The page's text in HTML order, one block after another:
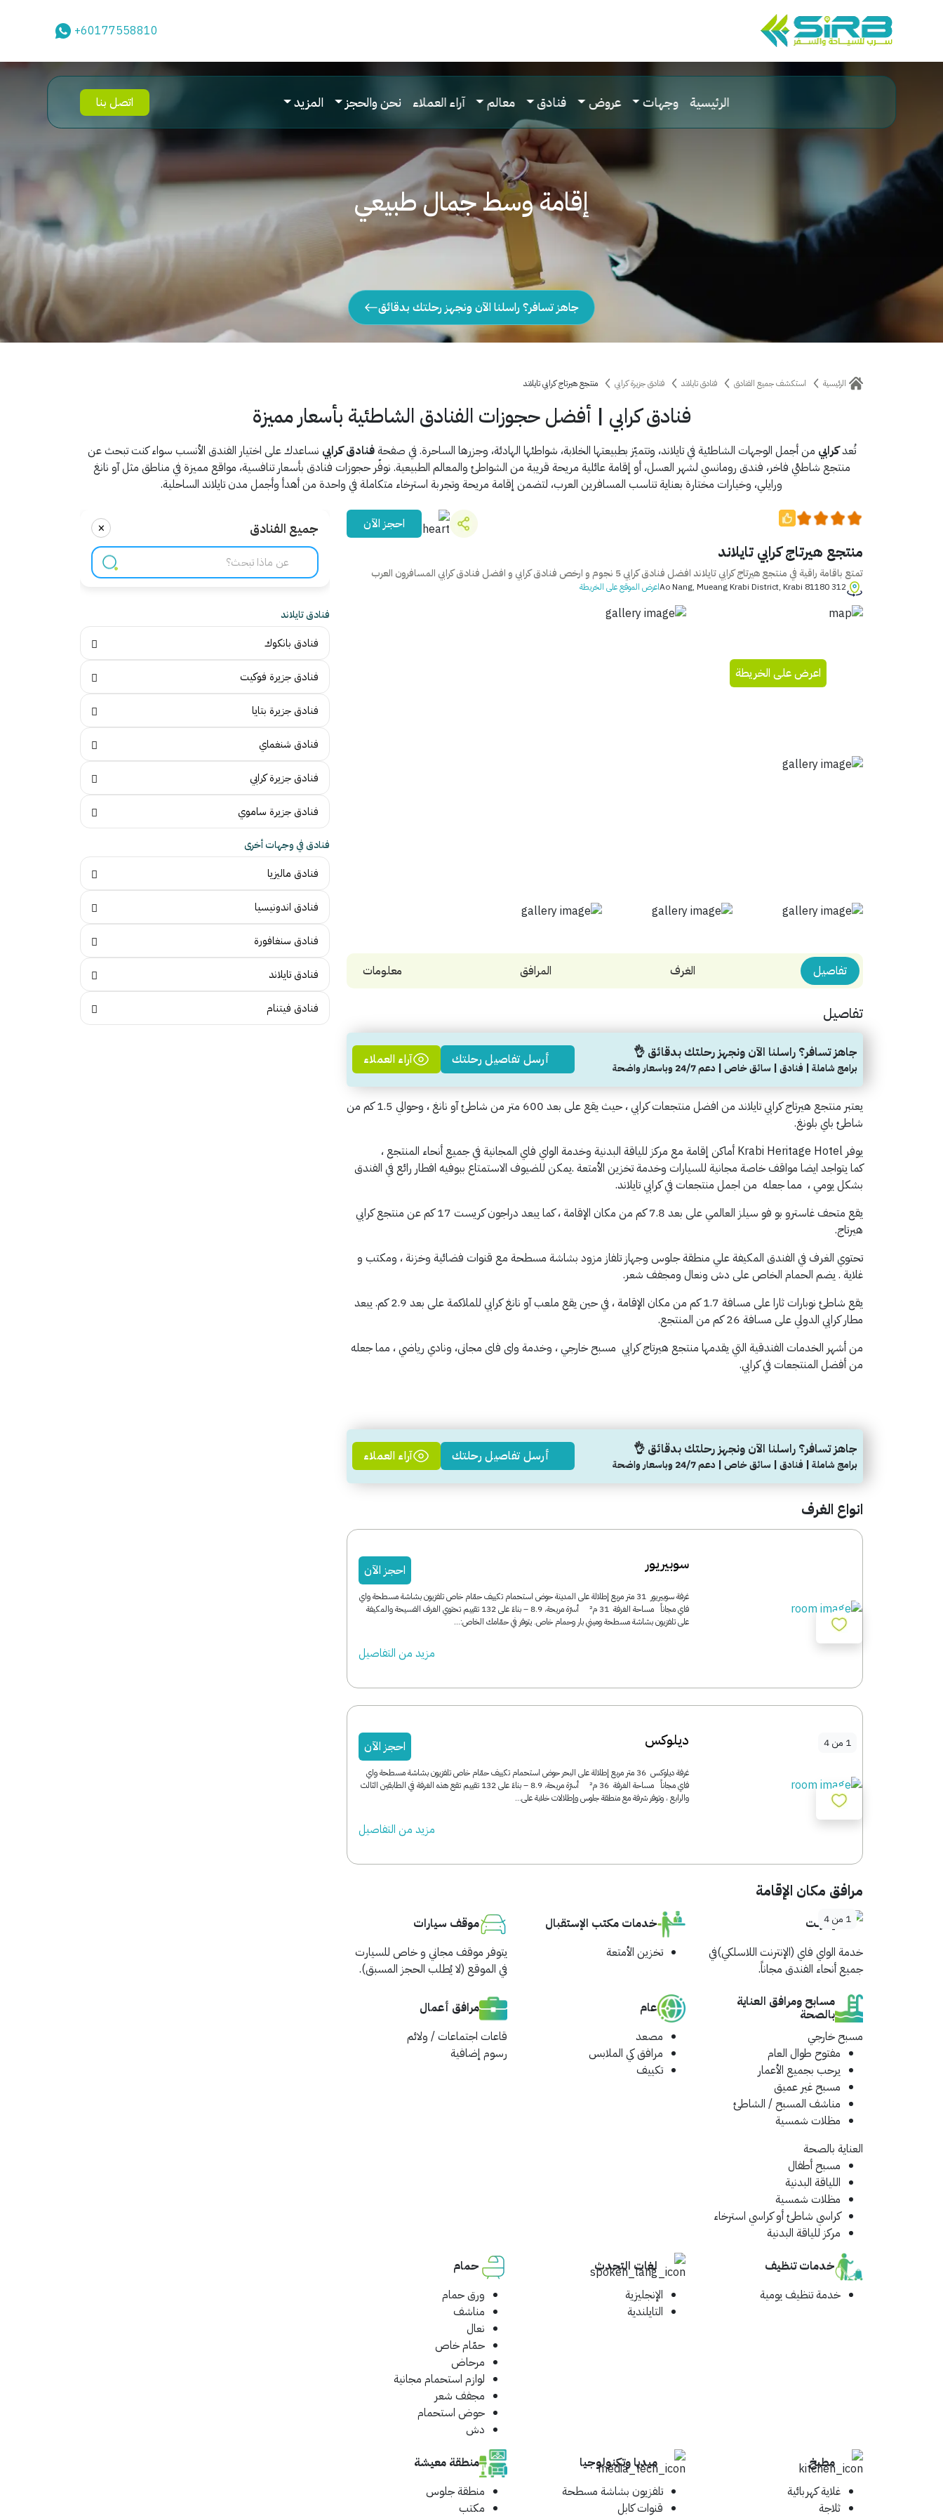
+60177558810
الرئيسية وجهات عروض فنادق معالم آراء العملاء نحن والحجز المزيد اتصل بنا
إقامة وسط جمال طبيعي
جاهز تسافر؟ راسلنا الآن ونجهز رحلتك بدقائق
الرئيسية استكشف جميع الفنادق فنادق تايلاند فنادق جزيرة كرابي منتجع هيرتاج كرابي تايلاند
فنادق كرابي | أفضل حجوزات الفنادق الشاطئية بأسعار مميزة
تُعدكرابي من أجمل الوجهات الشاطئية في تايلاند، وتتميّز بطبيعتها الخلابة، شواطئها الهادئة، وجزرها الساحرة. في صفحةفنادق كرابي نساعدك على اختيار الفندق الأنسب سواء كنت تبحث عن
منتجع شاطئي فاخر، فندق رومانسي لشهر العسل، أو إقامة عائلية مريحة قريبة من الشواطئ والمعالم الطبيعية. نوفّر حجوزات فنادق بأسعار تنافسية، مواقع مميزة في مناطق مثل آو نانغ
ورايلي، وخيارات مختارة بعناية تناسب المسافرين العرب، لتضمن إقامة مريحة وتجربة استرخاء متكاملة في واحدة من أهدأ وأجمل مدن تايلاند الساحلية.
احجز الآن
منتجع هيرتاج كرابي تايلاند
تمتع باقامة راقية في منتجع هيرتاج كرابي تايلاند افضل فنادق كرابي 5 نجوم و ارخص فنادق كرابي و افضل فنادق كرابي المسافرون العرب
312 Ao Nang, Mueang Krabi District, Krabi 81180 اعرض الموقع على الخريطة
اعرض على الخريطة
تفاصيل الغرف المرافق معلومات
تفاصيل
جاهز تسافر؟ راسلنا الآن ونجهز رحلتك بدقائق 👌
برامج شاملة | فنادق | سائق خاص | دعم 24/7 وباسعار واضحة أرسل تفاصيل رحلتك آراء العملاء
يعتبر منتجع هيرتاج كرابي تايلاند من افضل منتجعات كرابي ، حيث يقع على بعد 600 متر من شاطئ آو نانغ ، وحوالي 1.5 كم من
شاطئ باي بلونغ.
يوفر Krabi Heritage Hotel أماكن إقامة مع مركز للياقة البدنية وخدمة الواي فاي المجانية في جميع أنحاء المنتجع ،
كما يتواجد ايضا مواقف خاصة مجانية للسيارات وخدمة تخزين الأمتعة .يمكن للضيوف الاستمتاع ببوفيه افطار رائع في الفندق
بشكل يومي ، مما جعله من اجمل منتجعات في كرابي تايلاند.
يقع متحف غاسترو بو فو سيلز العالمي على بعد 7.8 كم من مكان الإقامة ، كما يبعد دراجون كريست 17 كم عن منتجع كرابي
هيرتاج.
تحتوي الغرف في الفندق المكيفة علي منطقة جلوس وجهاز تلفاز مزود بشاشة مسطحة مع قنوات فضائية وخزنة ، ومكتب و
غلاية . يضم الحمام الخاص على دش ونعال ومجفف شعر.
يقع شاطئ نوبارات ثارا على مسافة 1.7 كم من مكان الإقامة ، في حين يقع ملعب آو نانغ كرابي للملاكمة على بعد 2.9 كم. يبعد
مطار كرابي الدولي على مسافة 26 كم من المنتجع.
من أشهر الخدمات الفندقية التي يقدمها منتجع هيرتاج كرابي مسبح خارجي ، وخدمة واى فاى مجانى، ونادي رياضي ، مما جعله
من أفضل المنتجعات في كرابي.
جاهز تسافر؟ راسلنا الآن ونجهز رحلتك بدقائق 👌
برامج شاملة | فنادق | سائق خاص | دعم 24/7 وباسعار واضحة أرسل تفاصيل رحلتك آراء العملاء
انواع الغرف
1 من4
سوبيريور احجز الآن
غرفة سوبيريور 31 متر مربع إطلالة على المدينة حوض استحمام تكييف حمّام خاص تلفزيون بشاشة مسطحة واي
فاي مجاناً مساحة الغرفة 31 م² أسرّة مريحة، 8.9 – بناءً على 132 تقييم تحتوي الغرف الفسيحة والمكيفة
على تلفزيون بشاشة مسطحة وميني بار وحمام خاص. يتوفر في حمّامك الخاص:...
مزید من التفاصیل
1 من4
ديلوكس احجز الآن
غرفة ديلوكس 36 متر مربع إطلالة على البحر حوض استحمام تكييف حمّام خاص تلفزيون بشاشة مسطحة واي
فاي مجاناً مساحة الغرفة 36 م² أسرّة مريحة، 8.9 – بناءً على 132 تقييم تقع هذه الغرفة في الطابقين الثالث
والرابع ، وتوفر شرفة مع منطقة جلوس وإطلالات خلابة على...
مزید من التفاصیل
مرافق مكان الإقامة
إنترنت
خدمة الواي فاي (الإنترنت اللاسلكي)في
جميع أنحاء الفندق مجاناً.
خدمات مكتب الإستقبال
تخزين الأمتعة
موقف سيارات
يتوفر موقف مجاني و خاص للسيارت
في الموقع (لا يُطلب الحجز المسبق).
مسابح ومرافق العناية
بالصحة
مسبح خارجي
مفتوح طوال العام
يرحب بجميع الأعمار
مسبح غير عميق
مناشف المسبح / الشاطئ
مظلات شمسية
العناية بالصحة
مسبح أطفال
اللياقة البدنية
مظلات شمسية
كراسي شاطئ أو كراسي استرخاء
مركز للياقة البدنية
عام
مصعد
مرافق كي الملابس
تكييف
مرافق أعمال
قاعات اجتماعات / ولائم
رسوم إضافية
خدمات تنظيف
خدمة تنظيف يومية
لغات التحدث
الإنجليزية
التايلندية
حمام
ورق حمام
مناشف
نعال
حمّام خاص
مرحاض
لوازم استحمام مجانية
مجفف شعر
حوض استحمام
دش
مطبخ
غلاية كهربائية
ثلاجة
ميديا وتكنولوجيا
تلفزيون بشاشة مسطحة
قنوات كابل
منطقة معيشة
منطقة جلوس
مكتب
جميع الفنادق ×
فنادق تايلاند
فنادق بانكوك
فنادق جزيرة فوكيت
فنادق جزيرة بتايا
فنادق شنغماي
فنادق جزيرة كرابي
فنادق جزيرة ساموي
فنادق في وجهات أخرى
فنادق ماليزيا
فنادق اندونيسيا
فنادق سنغافورة
فنادق تايلاند
فنادق فيتنام